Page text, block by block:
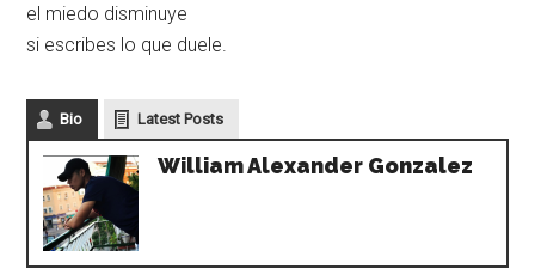
el miedo disminuye
si escribes lo que duele.
Bio Latest Posts
William Alexander Gonzalez